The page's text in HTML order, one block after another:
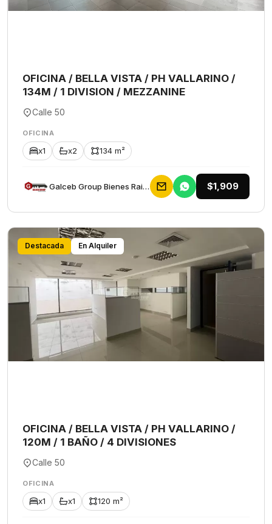
OFICINA / BELLA VISTA / PH VALLARINO /
134M / 1 DIVISION / MEZZANINE
Calle 50
OFICINA
x1 x2 134 m²
Galceb Group Bienes Raices $1,909
Destacada En Alquiler
OFICINA / BELLA VISTA / PH VALLARINO /
120M / 1 BAÑO / 4 DIVISIONES
Calle 50
OFICINA
x1 x1 120 m²